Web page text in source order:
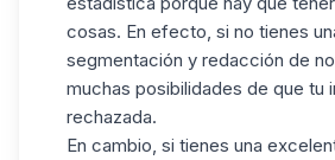
cosas. En efecto, si no tienes
segmentación y redacción de
muchas posibilidades de que tu
rechazada.
En cambio, si tienes una